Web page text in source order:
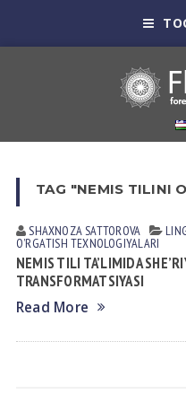
TAG "NEMIS TILINI
SHAXNOZA SATTOROVA
OʼRGАTISH TEXNOLOGIYALАRI
NEMIS TILI TA’LIMIDA
TRANSFORMATSIYASI
Read More